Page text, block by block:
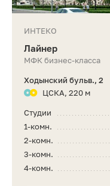
ИНТЕКО
Лайнер
МФК бизнес-класса
Ходынский бульв., 2
ЦСКА, 220 м
Студии
1-комн.
2-комн.
3-комн.
4-комн.